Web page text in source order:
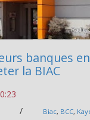
banques
la BIAC
/ Biac, BCC,